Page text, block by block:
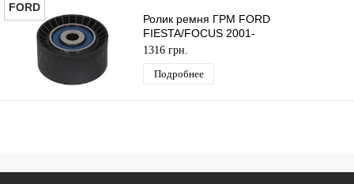
FORD
Ролик ремня ГРМ FORD
FIESTA/FOCUS 2001-
(1.4TDCI/1.6TDCI) ORIGINAL
1316 грн.
Подробнее